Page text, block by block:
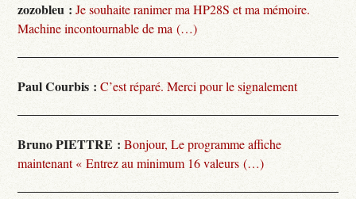
zozobleu : Je souhaite ranimer ma HP28S et ma mémoire.
Machine incontournable de ma (…)
Paul Courbis : C’est réparé. Merci pour le signalement
Bruno PIETTRE : Bonjour, Le programme affiche
maintenant « Entrez au minimum 16 valeurs (…)